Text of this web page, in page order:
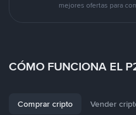
mejores ofertas para
CÓMO FUNCIONA EL
Comprar cripto Vender